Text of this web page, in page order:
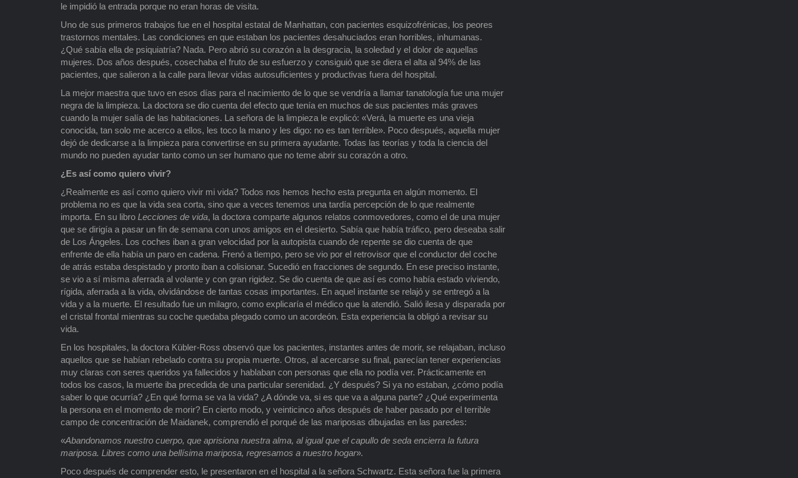
le impidió la entrada porque no eran horas de visita.
Uno de sus primeros trabajos fue en el hospital estatal de Manhattan, con pacientes esquizofrénicas, los peores
trastornos mentales. Las condiciones en que estaban los pacientes desahuciados eran horribles, inhumanas.
¿Qué sabía ella de psiquiatría? Nada. Pero abrió su corazón a la desgracia, la soledad y el dolor de aquellas
mujeres. Dos años después, cosechaba el fruto de su esfuerzo y consiguió que se diera el alta al 94% de las
pacientes, que salieron a la calle para llevar vidas autosuficientes y productivas fuera del hospital.
La mejor maestra que tuvo en esos días para el nacimiento de lo que se vendría a llamar tanatología fue una mujer
negra de la limpieza. La doctora se dio cuenta del efecto que tenía en muchos de sus pacientes más graves
cuando la mujer salía de las habitaciones. La señora de la limpieza le explicó: «Verá, la muerte es una vieja
conocida, tan solo me acerco a ellos, les toco la mano y les digo: no es tan terrible». Poco después, aquella mujer
dejó de dedicarse a la limpieza para convertirse en su primera ayudante. Todas las teorías y toda la ciencia del
mundo no pueden ayudar tanto como un ser humano que no teme abrir su corazón a otro.
¿Es así como quiero vivir?
¿Realmente es así como quiero vivir mi vida? Todos nos hemos hecho esta pregunta en algún momento. El
problema no es que la vida sea corta, sino que a veces tenemos una tardía percepción de lo que realmente
importa. En su libro Lecciones de vida, la doctora comparte algunos relatos conmovedores, como el de una mujer
que se dirigía a pasar un fin de semana con unos amigos en el desierto. Sabía que había tráfico, pero deseaba salir
de Los Ángeles. Los coches iban a gran velocidad por la autopista cuando de repente se dio cuenta de que
enfrente de ella había un paro en cadena. Frenó a tiempo, pero se vio por el retrovisor que el conductor del coche
de atrás estaba despistado y pronto iban a colisionar. Sucedió en fracciones de segundo. En ese preciso instante,
se vio a sí misma aferrada al volante y con gran rigidez. Se dio cuenta de que así es como había estado viviendo,
rígida, aferrada a la vida, olvidándose de tantas cosas importantes. En aquel instante se relajó y se entregó a la
vida y a la muerte. El resultado fue un milagro, como explicaría el médico que la atendió. Salió ilesa y disparada por
el cristal frontal mientras su coche quedaba plegado como un acordeón. Esta experiencia la obligó a revisar su
vida.
En los hospitales, la doctora Kübler-Ross observó que los pacientes, instantes antes de morir, se relajaban, incluso
aquellos que se habían rebelado contra su propia muerte. Otros, al acercarse su final, parecían tener experiencias
muy claras con seres queridos ya fallecidos y hablaban con personas que ella no podía ver. Prácticamente en
todos los casos, la muerte iba precedida de una particular serenidad. ¿Y después? Si ya no estaban, ¿cómo podía
saber lo que ocurría? ¿En qué forma se va la vida? ¿A dónde va, si es que va a alguna parte? ¿Qué experimenta
la persona en el momento de morir? En cierto modo, y veinticinco años después de haber pasado por el terrible
campo de concentración de Maidanek, comprendió el porqué de las mariposas dibujadas en las paredes:
«Abandonamos nuestro cuerpo, que aprisiona nuestra alma, al igual que el capullo de seda encierra la futura
mariposa. Libres como una bellísima mariposa, regresamos a nuestro hogar».
Poco después de comprender esto, le presentaron en el hospital a la señora Schwartz. Esta señora fue la primera